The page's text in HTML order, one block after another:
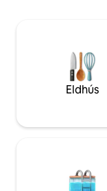
(gestir greiða það
ökutækjapassa Hámark tveir bílar,
mótorhjól teljast til
Eldhús